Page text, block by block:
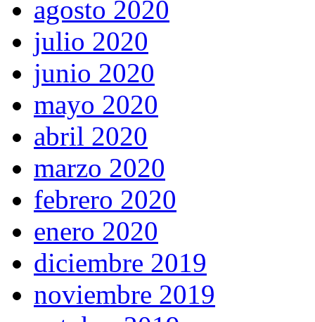
agosto 2020
julio 2020
junio 2020
mayo 2020
abril 2020
marzo 2020
febrero 2020
enero 2020
diciembre 2019
noviembre 2019